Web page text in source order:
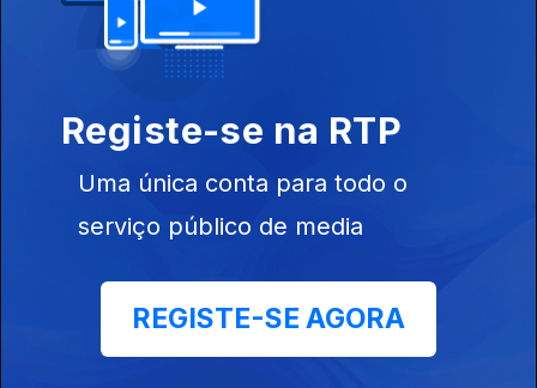
Disponível para iOS, Android, Apple TV, Android TV e
Registe-se na RTP
Uma única conta para todo o
serviço público de media
REGISTE-SE AGORA